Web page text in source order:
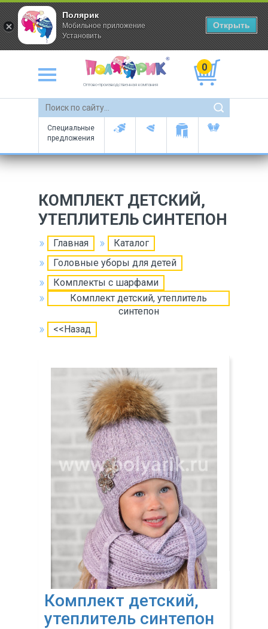
Оптово-производственная компания
0
Специальные
предложения
КОМПЛЕКТ ДЕТСКИЙ,
УТЕПЛИТЕЛЬ СИНТЕПОН
Главная
Каталог
Головные уборы для детей
Комплекты с шарфами
Комплект детский, утеплитель
синтепон
<<Назад
Комплект детский,
утеплитель синтепон
Полярик
Мобильное приложение
Установить
Открыть